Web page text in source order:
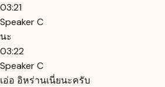
03:21
Speaker C
นะ
03:22
Speaker C
เอ่อ อิหร่านเนี่ยนะครับ